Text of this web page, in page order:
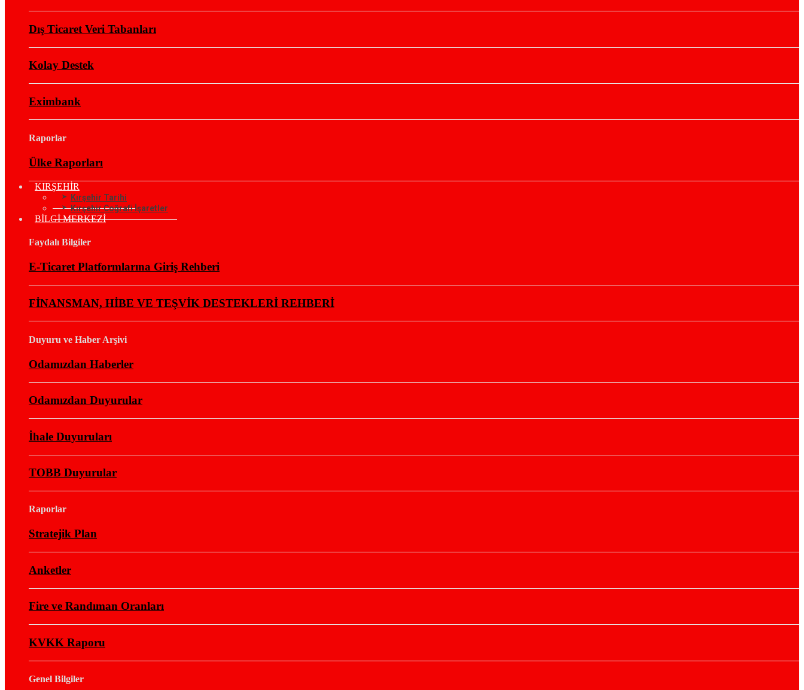
Dış Ticaret Veri Tabanları
Kolay Destek
Eximbank
Raporlar
Ülke Raporları
KIRŞEHİR
Kırşehir Tarihi
Kırşehir Coğrafi İşaretler
BİLGİ MERKEZİ
Faydalı Bilgiler
E-Ticaret Platformlarına Giriş Rehberi
FİNANSMAN, HİBE VE TEŞVİK DESTEKLERİ REHBERİ
Duyuru ve Haber Arşivi
Odamızdan Haberler
Odamızdan Duyurular
İhale Duyuruları
TOBB Duyurular
Raporlar
Stratejik Plan
Anketler
Fire ve Randıman Oranları
KVKK Raporu
Genel Bilgiler